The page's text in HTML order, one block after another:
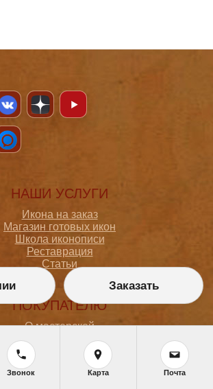
НАШИ УСЛУГИ
Икона на заказ
Магазин готовых икон
Школа иконописи
Реставрация
Статьи
ПОКУПАТЕЛЮ
О мастерской
Как сделать заказ
Доставка и оплата
конфиденциальности
обработку персональных данных
Заказать
Звонок Карта Почта